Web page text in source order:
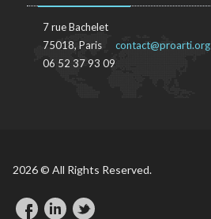
7 rue Bachelet
75018, Paris
06 52 37 93 09
contact@proarti.org
2026 © All Rights Reserved.